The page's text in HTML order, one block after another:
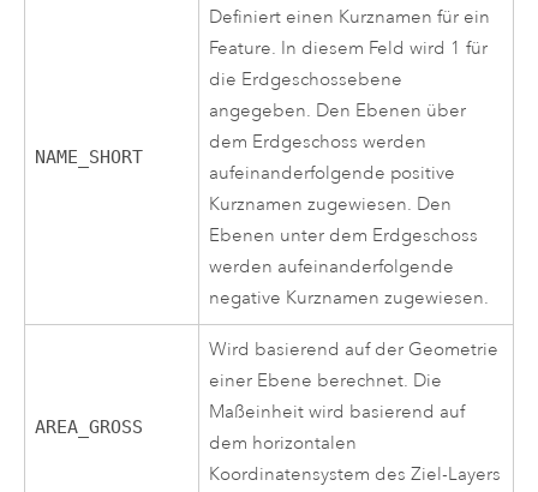
NAME_SHORT
Definiert einen Kurznamen für ein
Feature. In diesem Feld wird 1 für
die Erdgeschossebene
angegeben. Den Ebenen über
dem Erdgeschoss werden
aufeinanderfolgende positive
Kurznamen zugewiesen. Den
Ebenen unter dem Erdgeschoss
werden aufeinanderfolgende
negative Kurznamen zugewiesen.
AREA_GROSS
Wird basierend auf der Geometrie
einer Ebene berechnet. Die
Maßeinheit wird basierend auf
dem horizontalen
Koordinatensystem des Ziel-Layers